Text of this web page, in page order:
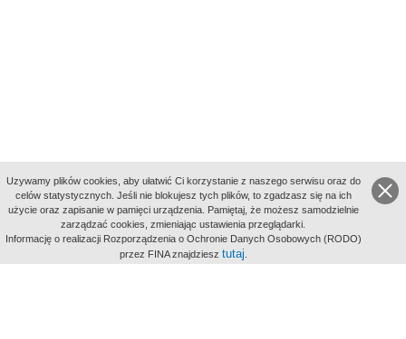
aktywności
Uzywamy plików cookies, aby ułatwić Ci korzystanie z naszego serwisu oraz do
celów statystycznych. Jeśli nie blokujesz tych plików, to zgadzasz się na ich
użycie oraz zapisanie w pamięci urządzenia. Pamiętaj, że możesz samodzielnie
zarządzać cookies, zmieniając ustawienia przeglądarki.
Informację o realizacji Rozporządzenia o Ochronie Danych Osobowych (RODO)
przez FINA znajdziesz tutaj